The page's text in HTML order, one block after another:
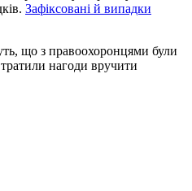
Зафіксовані й випадки
що з правоохоронцями були
нагоди вручити